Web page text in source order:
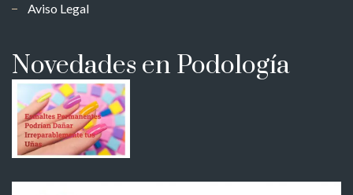
Aviso Legal
Novedades en Podología